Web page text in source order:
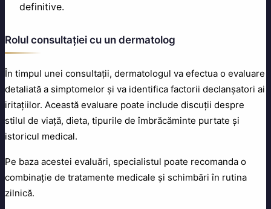
definitive.
Rolul consultației cu un dermatolog
În timpul unei consultații, dermatologul va efectua o evaluare
detaliată a simptomelor și va identifica factorii declanșatori ai
iritațiilor. Această evaluare poate include discuții despre
stilul de viață, dieta, tipurile de îmbrăcăminte purtate și
istoricul medical.
Pe baza acestei evaluări, specialistul poate recomanda o
combinație de tratamente medicale și schimbări în rutina
zilnică.